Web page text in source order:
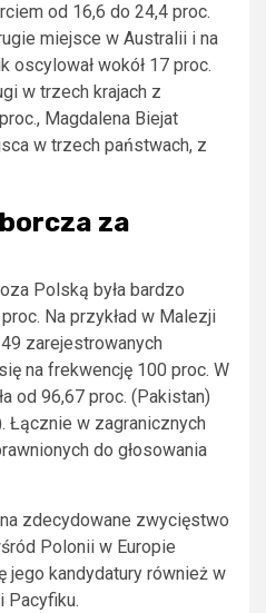
od 16,6 do 24,4 proc.
miejsce w Australii i na
oscylował wokół 17 proc.
w trzech krajach z
Magdalena Biejat
w trzech państwach, z
za
Polską była bardzo
Na przykład w Malezji
zarejestrowanych
na frekwencję 100 proc. W
od 96,67 proc. (Pakistan)
Łącznie w zagranicznych
do głosowania
zdecydowane zwycięstwo
Polonii w Europie
jego kandydatury również w
Pacyfiku.